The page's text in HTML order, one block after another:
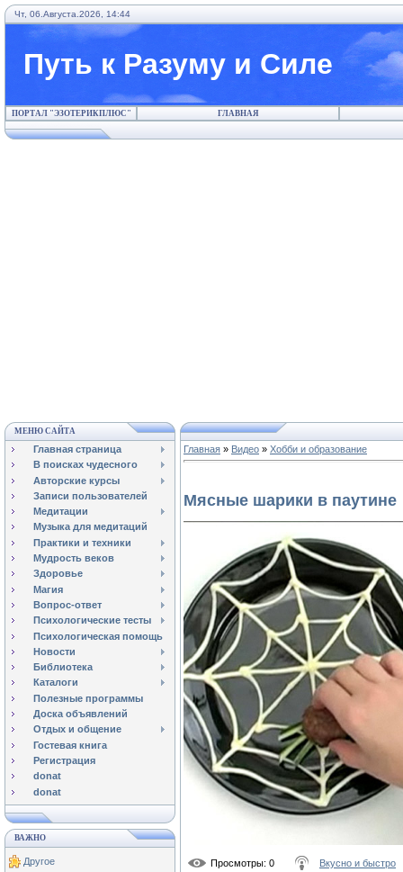
Чт, 06.Августа.2026, 14:44
Путь к Разуму и Силе
ПОРТАЛ "ЭЗОТЕРИКПЛЮС" ГЛАВНАЯ
МЕНЮ САЙТА
Главная страница
В поисках чудесного
Авторские курсы
Записи пользователей
Медитации
Музыка для медитаций
Практики и техники
Мудрость веков
Здоровье
Магия
Вопрос-ответ
Психологические тесты
Психологическая помощь
Новости
Библиотека
Каталоги
Полезные программы
Доска объявлений
Отдых и общение
Гостевая книга
Регистрация
donat
donat
ВАЖНО
Другое
Главная » Видео » Хобби и образование
Мясные шарики в паутине
Просмотры: 0 Вкусно и быстро